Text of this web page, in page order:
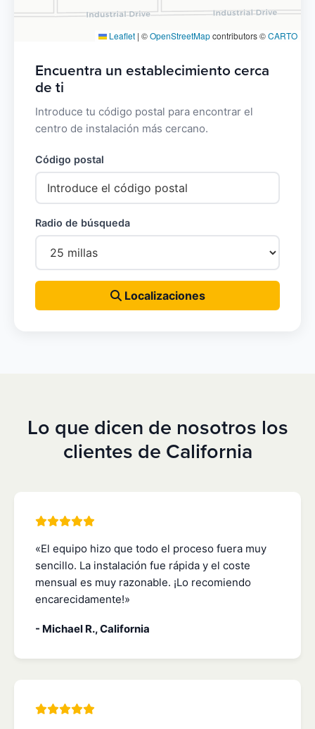
Leaflet | ©OpenStreetMapcontributors ©CARTO
Encuentra un establecimiento cerca
de ti
Introduce tu código postal para encontrar el
centro de instalación más cercano.
Código postal
Radio de búsqueda
Localizaciones
Lo que dicen de nosotros los
clientes de California
«El equipo hizo que todo el proceso fuera muy
sencillo. La instalación fue rápida y el coste
mensual es muy razonable. ¡Lo recomiendo
encarecidamente!»
- Michael R., California